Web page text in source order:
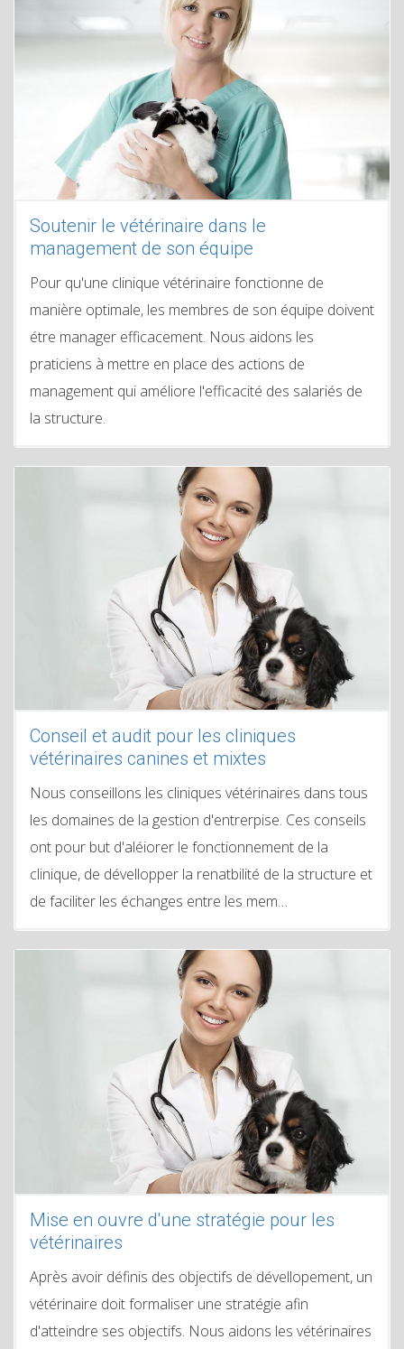
Soutenir le vétérinaire dans le
management de son équipe
Pour qu'une clinique vétérinaire fonctionne de
manière optimale, les membres de son équipe doivent
étre manager efficacement. Nous aidons les
praticiens à mettre en place des actions de
management qui améliore l'efficacité des salariés de
la structure.
Conseil et audit pour les cliniques
vétérinaires canines et mixtes
Nous conseillons les cliniques vétérinaires dans tous
les domaines de la gestion d'entrerpise. Ces conseils
ont pour but d'aléiorer le fonctionnement de la
clinique, de dévellopper la renatbilité de la structure et
de faciliter les échanges entre les mem…
Mise en ouvre d'une stratégie pour les
vétérinaires
Après avoir définis des objectifs de dévellopement, un
vétérinaire doit formaliser une stratégie afin
d'atteindre ses objectifs. Nous aidons les vétérinaires